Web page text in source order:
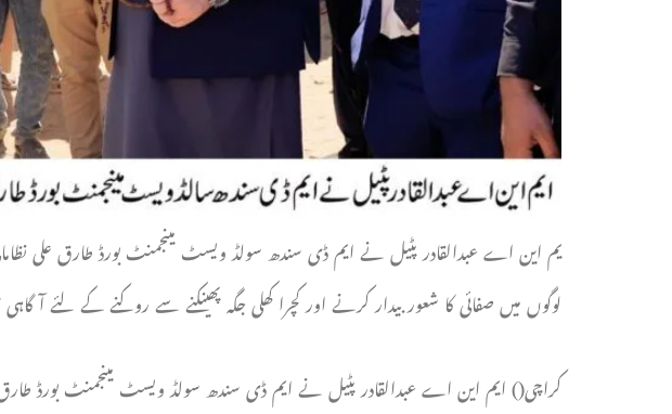
یم این اے عبدالقادر پٹیل نے ایم ڈی سندھ سولڈ ویسٹ مینجمنٹ بورڈ طارق علی
لوگوں میں صفائی کا شعور بیدار کرنے اور کچرا کھلی جگہ پھینکنے سے روکنے کے لئے
کراچی() ایم این اے عبدالقادر پٹیل نے ایم ڈی سندھ سولڈ ویسٹ مینجمنٹ بورڈ طارق